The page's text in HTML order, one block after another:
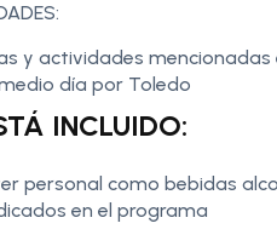
y actividades
día por Toledo
INCLUIDO:
personal como bebidas
en el programa